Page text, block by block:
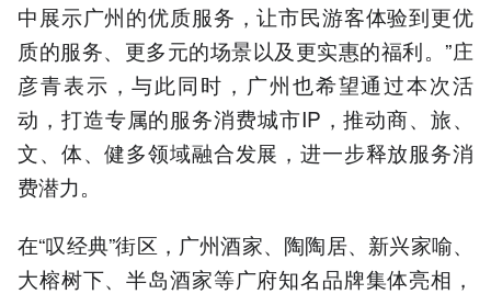
中展示广州的优质服务，让市民游客体验到更优
质的服务、更多元的场景以及更实惠的福利。”庄
彦青表示，与此同时，广州也希望通过本次活
动，打造专属的服务消费城市IP，推动商、旅、
文、体、健多领域融合发展，进一步释放服务消
费潜力。
在“叹经典”街区，广州酒家、陶陶居、新兴家喻、
大榕树下、半岛酒家等广府知名品牌集体亮相，